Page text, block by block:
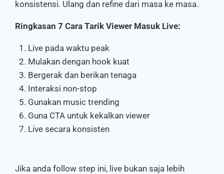
konsistensi. Ulang dan refine dari masa ke masa.
Ringkasan 7 Cara Tarik Viewer Masuk Live:
Live pada waktu peak
Mulakan dengan hook kuat
Bergerak dan berikan tenaga
Interaksi non-stop
Gunakan music trending
Guna CTA untuk kekalkan viewer
Live secara konsisten
Jika anda follow step ini, live bukan saja lebih